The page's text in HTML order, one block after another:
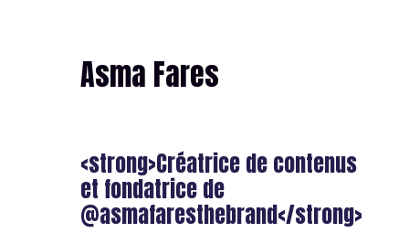
Asma Fares
<strong>Créatrice de contenus
et fondatrice de
@asmafaresthebrand</strong>